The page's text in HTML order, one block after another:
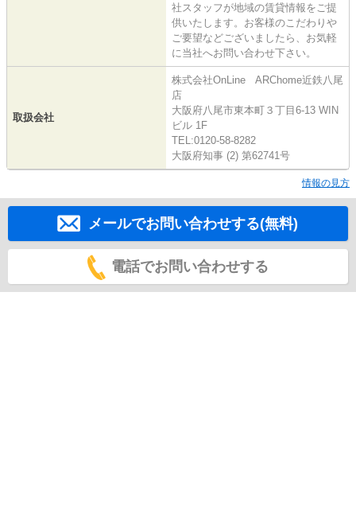
社スタッフが地域の賃貸情報をご提
供いたします。お客様のこだわりや
ご要望などございましたら、お気軽
に当社へお問い合わせ下さい。
取扱会社
株式会社OnLine ARChome近鉄八尾
店
大阪府八尾市東本町３丁目6-13 WIN
ビル 1F
TEL:0120-58-8282
大阪府知事 (2) 第62741号
情報の見方
メールでお問い合わせする(無料)
電話でお問い合わせする